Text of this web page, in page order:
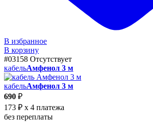
В избранное
В корзину
#03158 Отсутствует
кабельАмфенол 3 м
кабельАмфенол 3 м
690 ₽
173 ₽ x 4 платежа
без переплаты